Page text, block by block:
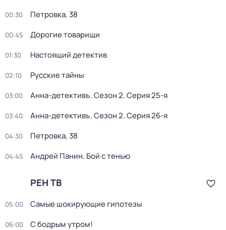
00:30 Петровка, 38
00:45 Дорогие товарищи
01:30 Настоящий детектив
02:10 Русские тайны
03:00 Анна-детективъ. Сезон 2. Серия 25-я
03:40 Анна-детективъ. Сезон 2. Серия 26-я
04:30 Петровка, 38
04:45 Андрей Панин. Бой с тенью
РЕН ТВ
05:00 Самые шoкиpующие гипотезы
06:00 С бодрым утром!